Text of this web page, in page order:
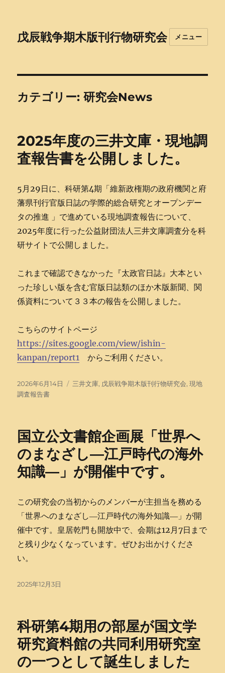
戊辰戦争期木版刊行物研究会 メニュー
カテゴリー:研究会News
2025年度の三井文庫・現地調
査報告書を公開しました。
5月29日に、科研第4期「維新政権期の政府機関と府
藩県刊行官版日誌の学際的総合研究とオープンデー
タの推進 」で進めている現地調査報告について、
2025年度に行った公益財団法人三井文庫調査分を科
研サイトで公開しました。
これまで確認できなかった『太政官日誌』大本とい
った珍しい版を含む官版日誌類のほか木版新聞、関
係資料について３３本の報告を公開しました。
こちらのサイトページ
https://sites.google.com/view/ishin-
kanpan/report1 からご利用ください。
投
稿
2026年6月14日
タ
三井文庫, 戊辰戦争期木版刊行物研究会,現地
調査報告書
国立公文書館企画展「世界へ
のまなざし―江戸時代の海外
知識―」が開催中です。
この研究会の当初からのメンバーが主担当を務める
「世界へのまなざし―江戸時代の海外知識―」が開
催中です。皇居乾門も開放中で、会期は12月7日まで
と残り少なくなっています。ぜひお出かけくださ
い。
投
2025年12月3日
科研第4期用の部屋が国文学
研究資料館の共同利用研究室
の一つとして誕生しました